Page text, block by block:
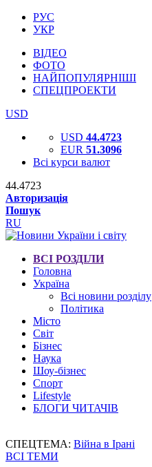
РУС
УКР
ВІДЕО
ФОТО
НАЙПОПУЛЯРНІШІ
СПЕЦПРОЕКТИ
USD
USD 44.4723
EUR 51.3096
Всі курси валют
44.4723
Авторизація
Пошук
RU
ВСІ РОЗДІЛИ
Головна
Україна
Всі новини розділу
Політика
Місто
Світ
Бізнес
Наука
Шоу-бізнес
Спорт
Lifestyle
БЛОГИ ЧИТАЧІВ
СПЕЦТЕМА: Війна в Ірані
ВСІ ТЕМИ